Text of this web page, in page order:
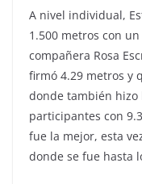
A nivel individual,
1.500 metros con
compañera Rosa
firmó 4.29 metros y
donde también hizo
participantes con
fue la mejor, esta
donde se fue hasta